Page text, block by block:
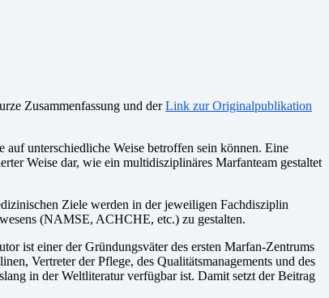
Zusammenfassung und derLink zur Originalpublikation
unterschiedliche Weise betroffen sein können. Eine
Weise dar, wie ein multidisziplinäres Marfanteam gestaltet
Ziele werden in der jeweiligen Fachdisziplin
(NAMSE, ACHCHE, etc.) zu gestalten.
ist einer der Gründungsväter des ersten Marfan-Zentrums
Vertreter der Pflege, des Qualitätsmanagements und des
in der Weltliteratur verfügbar ist. Damit setzt der Beitrag